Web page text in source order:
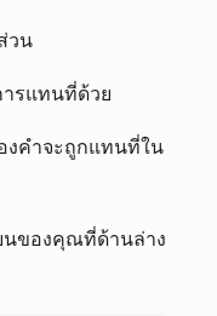
วน
รแทนที่ด้วย
คำจะถูกแทนที่ใน
นของคุณที่ด้านล่าง